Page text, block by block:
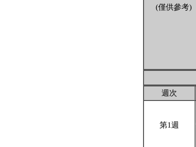
(僅供參考)
週次
第1週